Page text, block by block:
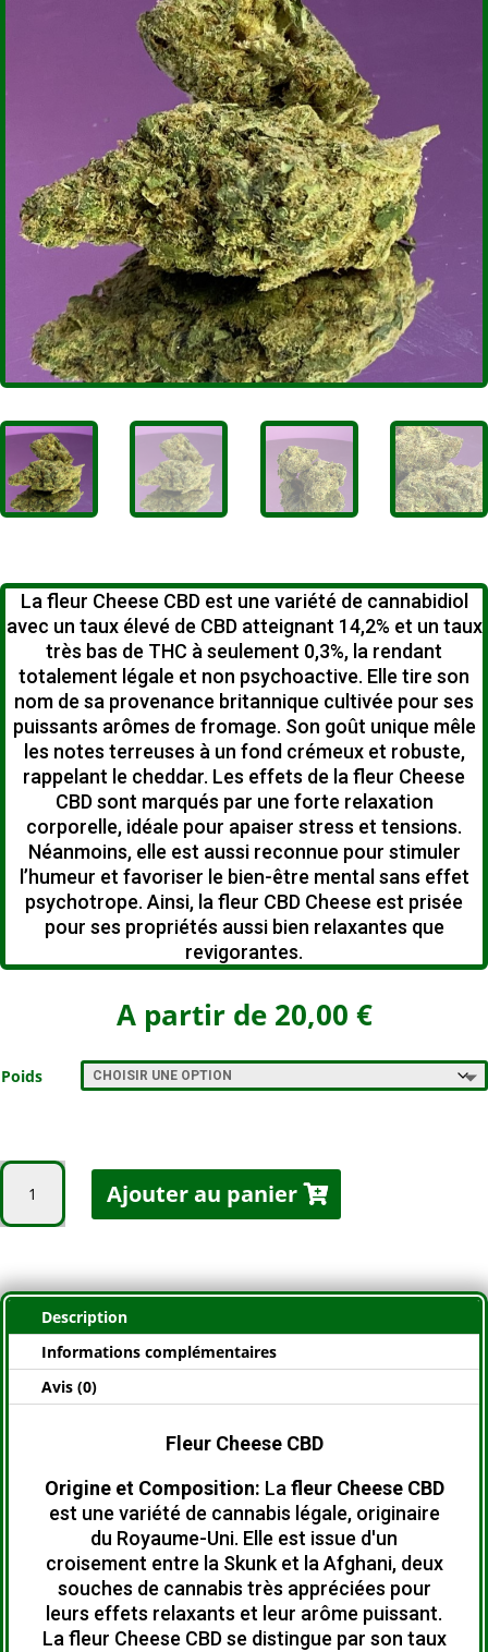
La fleur Cheese CBD est une variété de cannabidiol
avec un taux élevé de CBD atteignant 14,2% et un taux
très bas de THC à seulement 0,3%, la rendant
totalement légale et non psychoactive. Elle tire son
nom de sa provenance britannique cultivée pour ses
puissants arômes de fromage. Son goût unique mêle
les notes terreuses à un fond crémeux et robuste,
rappelant le cheddar. Les effets de la fleur Cheese
CBD sont marqués par une forte relaxation
corporelle, idéale pour apaiser stress et tensions.
Néanmoins, elle est aussi reconnue pour stimuler
l’humeur et favoriser le bien-être mental sans effet
psychotrope. Ainsi, la fleur CBD Cheese est prisée
pour ses propriétés aussi bien relaxantes que
revigorantes.
A partir de 20,00 €
Poids
quantité
Cheese
Ajouter au panier
Description
Informations complémentaires
Avis (0)
Fleur Cheese CBD
Origine et Composition: Lafleur Cheese CBD
est une variété de cannabis légale, originaire
du Royaume-Uni. Elle est issue d'un
croisement entre la Skunk et la Afghani, deux
souches de cannabis très appréciées pour
leurs effets relaxants et leur arôme puissant.
La fleur Cheese CBD se distingue par son taux